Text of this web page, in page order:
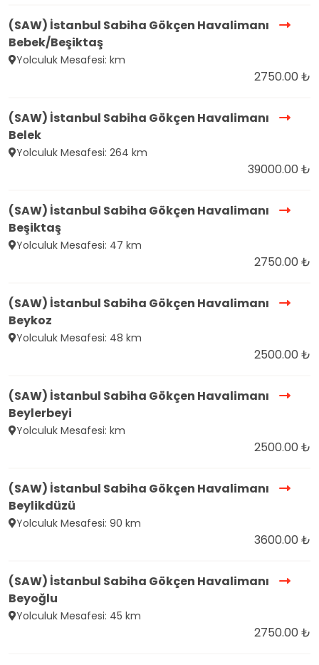
(SAW) İstanbul Sabiha Gökçen Havalimanı
Bebek/Beşiktaş
Yolculuk Mesafesi: km
2750.00 ₺
(SAW) İstanbul Sabiha Gökçen Havalimanı
Belek
Yolculuk Mesafesi: 264 km
39000.00 ₺
(SAW) İstanbul Sabiha Gökçen Havalimanı
Beşiktaş
Yolculuk Mesafesi: 47 km
2750.00 ₺
(SAW) İstanbul Sabiha Gökçen Havalimanı
Beykoz
Yolculuk Mesafesi: 48 km
2500.00 ₺
(SAW) İstanbul Sabiha Gökçen Havalimanı
Beylerbeyi
Yolculuk Mesafesi: km
2500.00 ₺
(SAW) İstanbul Sabiha Gökçen Havalimanı
Beylikdüzü
Yolculuk Mesafesi: 90 km
3600.00 ₺
(SAW) İstanbul Sabiha Gökçen Havalimanı
Beyoğlu
Yolculuk Mesafesi: 45 km
2750.00 ₺